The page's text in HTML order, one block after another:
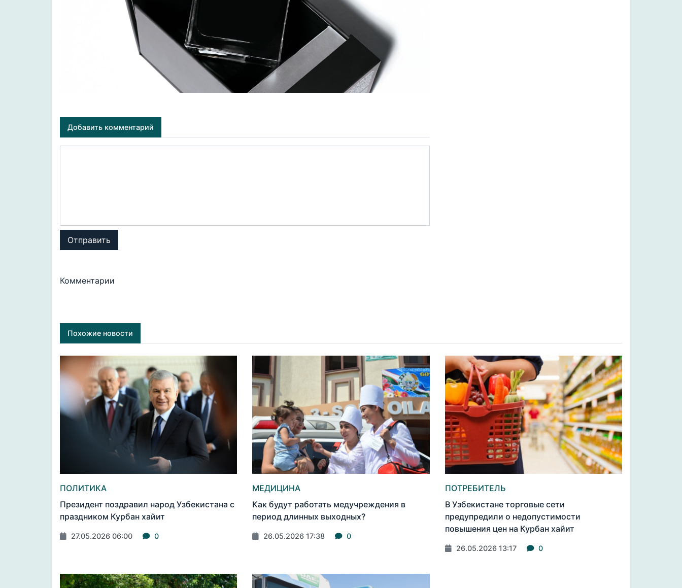
Добавить комментарий
Отправить
Комментарии
Похожие новости
ПОЛИТИКА
Президент поздравил народ Узбекистана с
праздником Курбан хайит
27.05.2026 06:00 0
МЕДИЦИНА
Как будут работать медучреждения в
период длинных выходных?
26.05.2026 17:38 0
ПОТРЕБИТЕЛЬ
В Узбекистане торговые сети
предупредили о недопустимости
повышения цен на Курбан хайит
26.05.2026 13:17 0